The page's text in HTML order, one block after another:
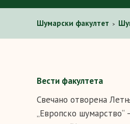
Шумарски факултет >
Вести факултета
Свечано отворена
„Европско шумарство“